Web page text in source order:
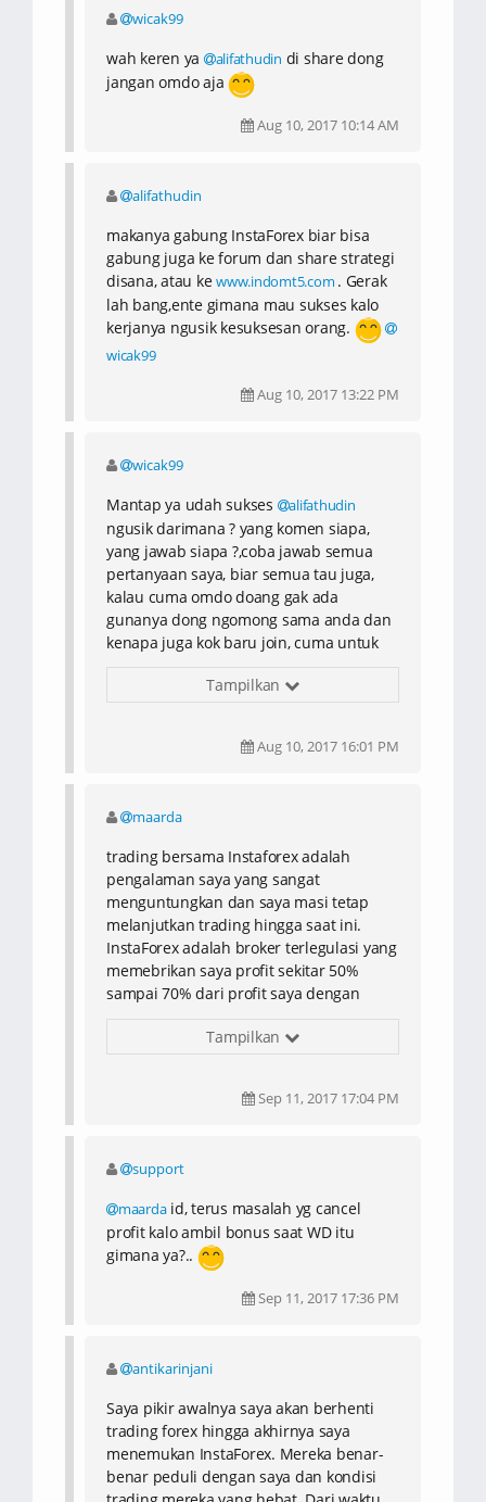
wicak99
wah keren ya alifathudin di share dong
jangan omdo aja
Aug 10, 2017 10:14 AM
alifathudin
makanya gabung InstaForex biar bisa
gabung juga ke forum dan share strategi
disana, atau kewww.indomt5.com . Gerak
lah bang,ente gimana mau sukses kalo
kerjanya ngusik kesuksesan orang.
wicak99
Aug 10, 2017 13:22 PM
wicak99
Mantap ya udah sukses alifathudin
ngusik darimana ? yang komen siapa,
yang jawab siapa ?,coba jawab semua
pertanyaan saya, biar semua tau juga,
kalau cuma omdo doang gak ada
gunanya dong ngomong sama andadan
kenapa juga kok baru join, cuma untuk
Tampilkan
Aug 10, 2017 16:01 PM
maarda
trading bersama Instaforex adalah
pengalaman saya yang sangat
menguntungkan dan saya masi tetap
melanjutkan trading hingga saat ini.
InstaForex adalah broker terlegulasi yang
memebrikan saya profit sekitar 50%
sampai 70% dari profit saya dengan
sangat mudah digunakan. Saya juga
mudah dihubungi. Tidak seperti broker
memberikan jawaban sesuai dengan
permasalahan yang saya hadapi. Secara
keseluruhan saya sangat puas dengan
InstaForex maka dari itu saya selalu
mengajak teman dan keluarga saya
untuk bergabung dnegan broker ini.
Tampilkan
Sep 11, 2017 17:04 PM
support
maardaid, terus masalah yg cancel
profit kalo ambil bonus saat WD itu
gimana ya?..
Sep 11, 2017 17:36 PM
antikarinjani
Saya pikir awalnya saya akan berhenti
trading forex hingga akhirnya saya
menemukan InstaForex. Mereka benar-
benar peduli dengan saya dan kondisi